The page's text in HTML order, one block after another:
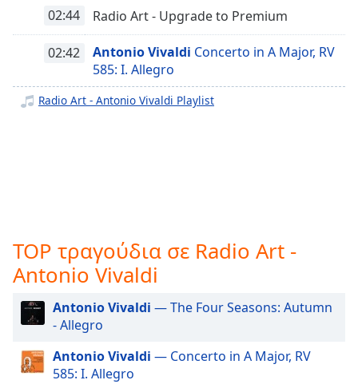
Picture-
window.
Escape
cancel
and
window.
Radio Art - Film Scores
Radio Art - Workout Classical
Radio Art - Fusion
Radio Art - Vocal Jazz
Radio Art - Lute
Radio Art - Shakuhachi
Radio Art - Reiki
Radio Art - Ambient Piano
02:44 Radio Art - Upgrade to Premium
02:42 Antonio Vivaldi Concerto in A Major, RV
585: I. Allegro
Radio Art - Antonio Vivaldi Playlist
TOP τραγούδια σε Radio Art -
Antonio Vivaldi
Antonio Vivaldi — The Four Seasons: Autumn
- Allegro
Antonio Vivaldi — Concerto in A Major, RV
585: I. Allegro